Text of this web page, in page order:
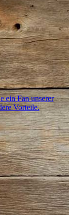
ein Fan unserer
Vorteile.